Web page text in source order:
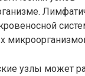
узлы может